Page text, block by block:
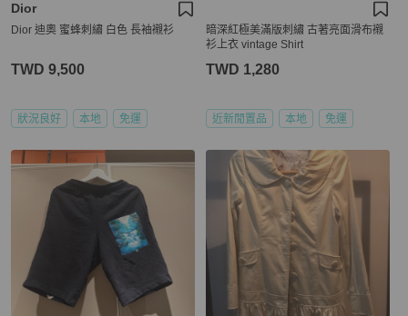
Dior
Dior 迪奧 蜜蜂刺繡 白色 長袖襯衫
TWD 9,500
狀況良好 本地 免運
暗深紅極美滿版刺繡 古著亮面滑布襯
衫上衣 vintage Shirt
TWD 1,280
近新閒置品 本地 免運